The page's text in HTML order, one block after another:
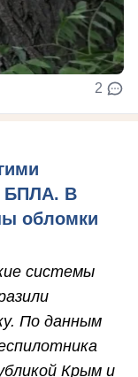
2
БПЛА. В
обломки
системы
По данным
Крым и